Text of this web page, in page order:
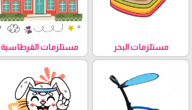
مستلزمات البحر مستلزمات القرطاسية